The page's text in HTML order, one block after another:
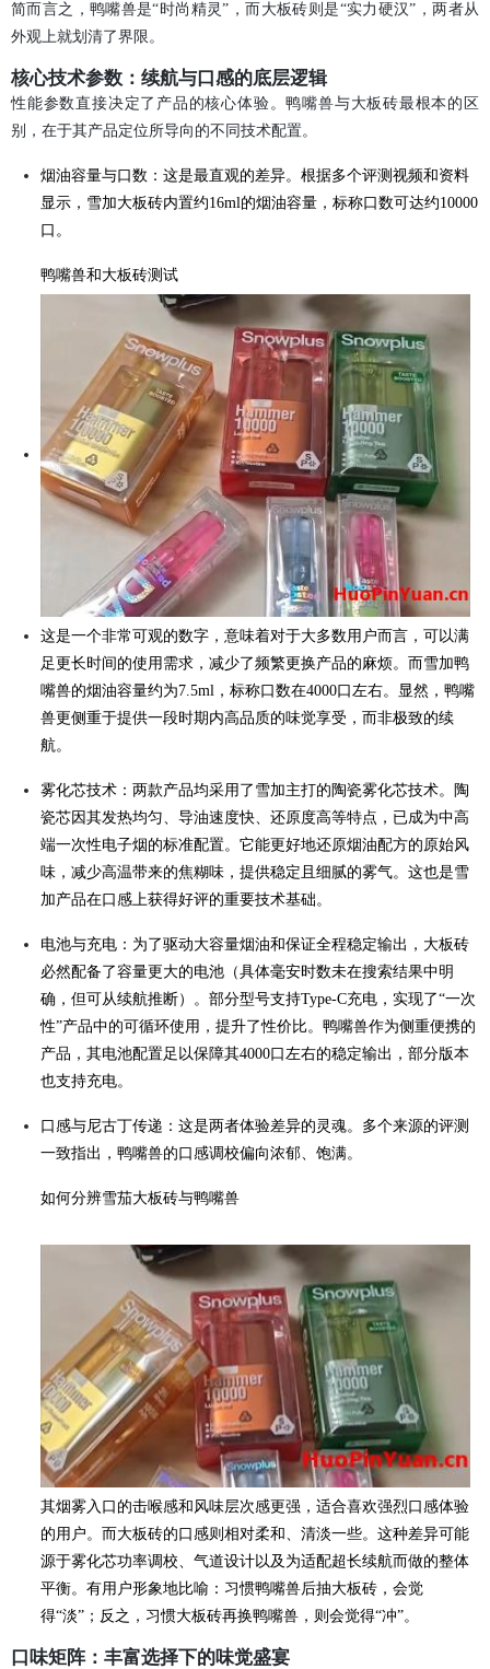
简而言之，鸭嘴兽是“时尚精灵”，而大板砖则是“实力硬汉”，两者从
外观上就划清了界限。
核心技术参数：续航与口感的底层逻辑
性能参数直接决定了产品的核心体验。鸭嘴兽与大板砖最根本的区
别，在于其产品定位所导向的不同技术配置。
烟油容量与口数：这是最直观的差异。根据多个评测视频和资料
显示，雪加大板砖内置约16ml的烟油容量，标称口数可达约10000
口。
鸭嘴兽和大板砖测试
这是一个非常可观的数字，意味着对于大多数用户而言，可以满
足更长时间的使用需求，减少了频繁更换产品的麻烦。而雪加鸭
嘴兽的烟油容量约为7.5ml，标称口数在4000口左右。显然，鸭嘴
兽更侧重于提供一段时期内高品质的味觉享受，而非极致的续
航。
雾化芯技术：两款产品均采用了雪加主打的陶瓷雾化芯技术。陶
瓷芯因其发热均匀、导油速度快、还原度高等特点，已成为中高
端一次性电子烟的标准配置。它能更好地还原烟油配方的原始风
味，减少高温带来的焦糊味，提供稳定且细腻的雾气。这也是雪
加产品在口感上获得好评的重要技术基础。
电池与充电：为了驱动大容量烟油和保证全程稳定输出，大板砖
必然配备了容量更大的电池（具体毫安时数未在搜索结果中明
确，但可从续航推断）。部分型号支持Type-C充电，实现了“一次
性”产品中的可循环使用，提升了性价比。鸭嘴兽作为侧重便携的
产品，其电池配置足以保障其4000口左右的稳定输出，部分版本
也支持充电。
口感与尼古丁传递：这是两者体验差异的灵魂。多个来源的评测
一致指出，鸭嘴兽的口感调校偏向浓郁、饱满。
如何分辨雪茄大板砖与鸭嘴兽
其烟雾入口的击喉感和风味层次感更强，适合喜欢强烈口感体验
的用户。而大板砖的口感则相对柔和、清淡一些。这种差异可能
源于雾化芯功率调校、气道设计以及为适配超长续航而做的整体
平衡。有用户形象地比喻：习惯鸭嘴兽后抽大板砖，会觉
得“淡”；反之，习惯大板砖再换鸭嘴兽，则会觉得“冲”。
口味矩阵：丰富选择下的味觉盛宴